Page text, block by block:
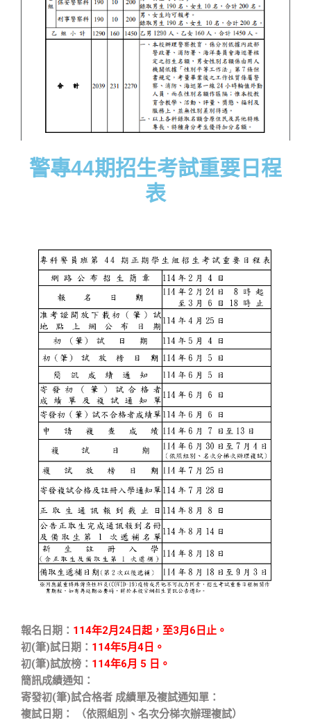
警專44期招生考試重要日程
表
報名日期： 114年2月24日起，至3月6日止。
初(筆)試日期： 114年5月4日。
初(筆)試放榜： 114年6月 5 日。
簡訊成績通知：
寄發初(筆)試合格者 成績單及複試通知單：
複試日期： （依照組別、名次分梯次辦理複試）